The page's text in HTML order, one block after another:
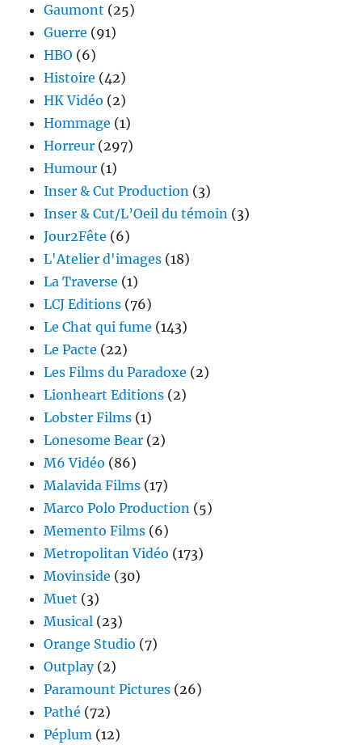
Gaumont (25)
Guerre (91)
HBO (6)
Histoire (42)
HK Vidéo (2)
Hommage (1)
Horreur (297)
Humour (1)
Inser & Cut Production (3)
Inser & Cut/L’Oeil du témoin (3)
Jour2Fête (6)
L'Atelier d'images (18)
La Traverse (1)
LCJ Editions (76)
Le Chat qui fume (143)
Le Pacte (22)
Les Films du Paradoxe (2)
Lionheart Editions (2)
Lobster Films (1)
Lonesome Bear (2)
M6 Vidéo (86)
Malavida Films (17)
Marco Polo Production (5)
Memento Films (6)
Metropolitan Vidéo (173)
Movinside (30)
Muet (3)
Musical (23)
Orange Studio (7)
Outplay(2)
Paramount Pictures (26)
Pathé (72)
Péplum (12)